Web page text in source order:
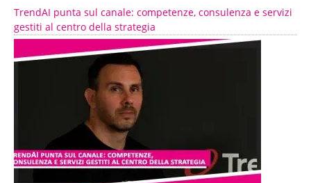
TrendAI punta sul canale: competenze, consulenza e servizi
gestiti al centro della strategia